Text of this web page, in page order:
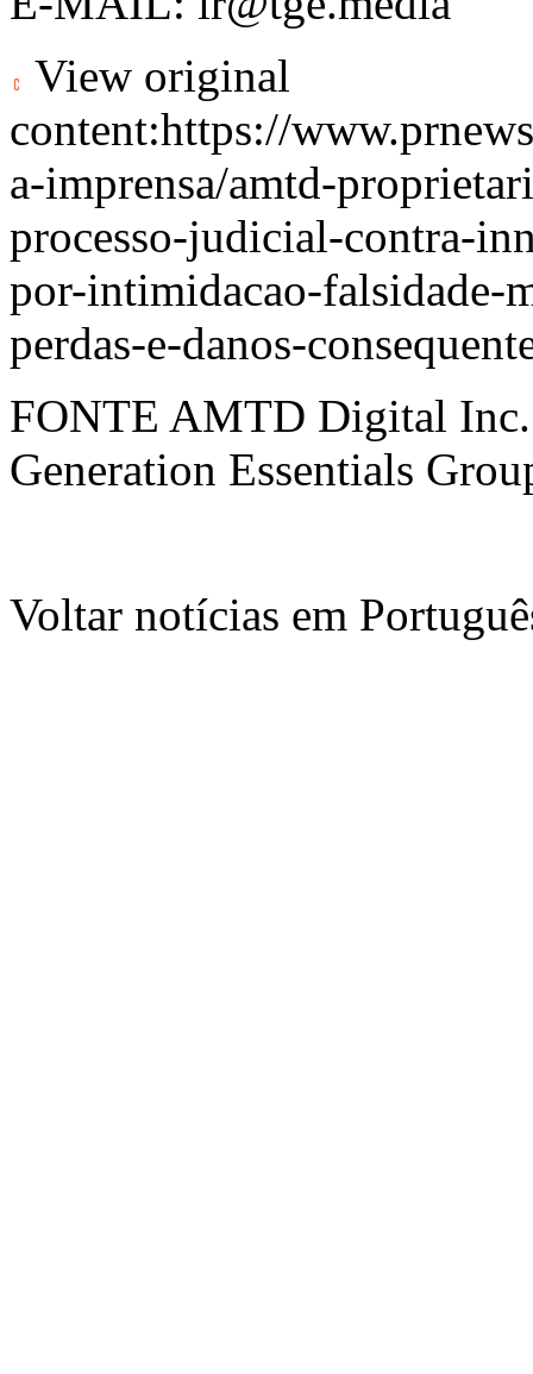
View original
content:https://
a-imprensa/amtd-
processo-judicial-contra-
por-intimidacao-falsidade-
perdas-e-danos-
FONTE AMTD Digital
Generation Essentials
Voltar notícias em